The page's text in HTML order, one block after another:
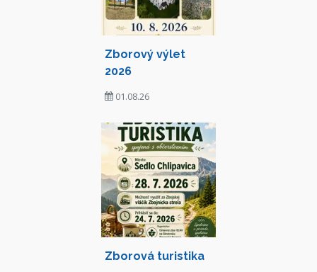
Zborový výlet
2026
01.08.26
Zborová turistika